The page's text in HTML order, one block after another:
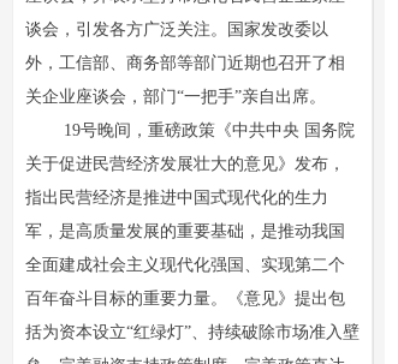
谈会，引发各方广泛关注。国家发改委以
外，工信部、商务部等部门近期也召开了相
关企业座谈会，部门“一把手”亲自出席。
19号晚间，重磅政策《中共中央 国务院
关于促进民营经济发展壮大的意见》发布，
指出民营经济是推进中国式现代化的生力
军，是高质量发展的重要基础，是推动我国
全面建成社会主义现代化强国、实现第二个
百年奋斗目标的重要力量。《意见》提出包
括为资本设立“红绿灯”、持续破除市场准入壁